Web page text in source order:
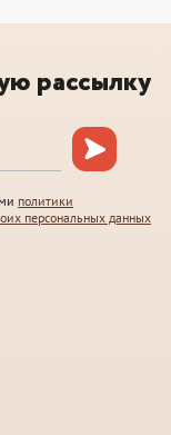
рассылку
политики
персональных данных